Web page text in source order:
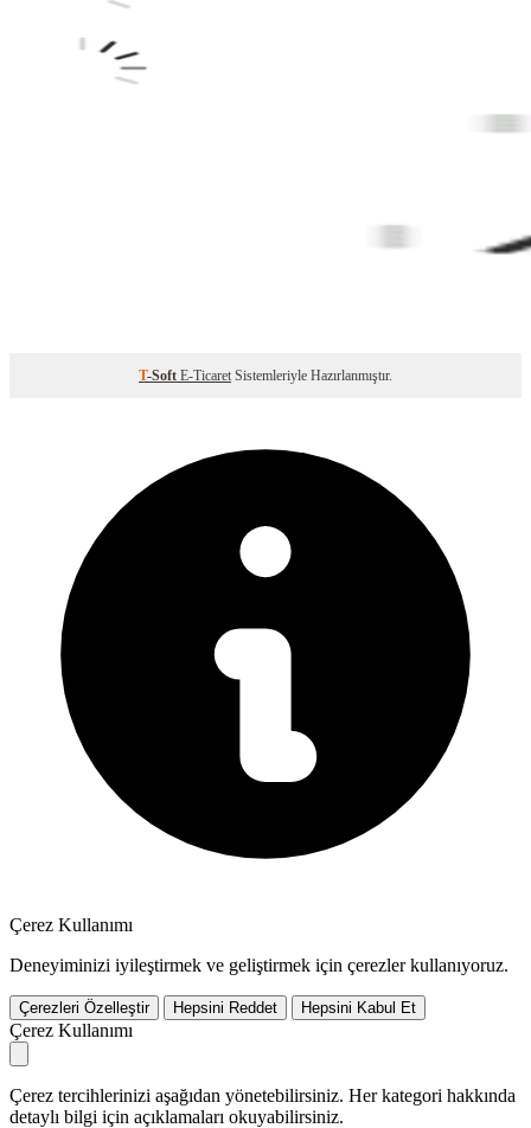
T-Soft E-Ticaret Sistemleriyle Hazırlanmıştır.
Çerez Kullanımı
Deneyiminizi iyileştirmek ve geliştirmek için çerezler kullanıyoruz.
Çerezleri Özelleştir Hepsini Reddet Hepsini Kabul Et
Çerez Kullanımı
Çerez tercihlerinizi aşağıdan yönetebilirsiniz. Her kategori hakkında
detaylı bilgi için açıklamaları okuyabilirsiniz.